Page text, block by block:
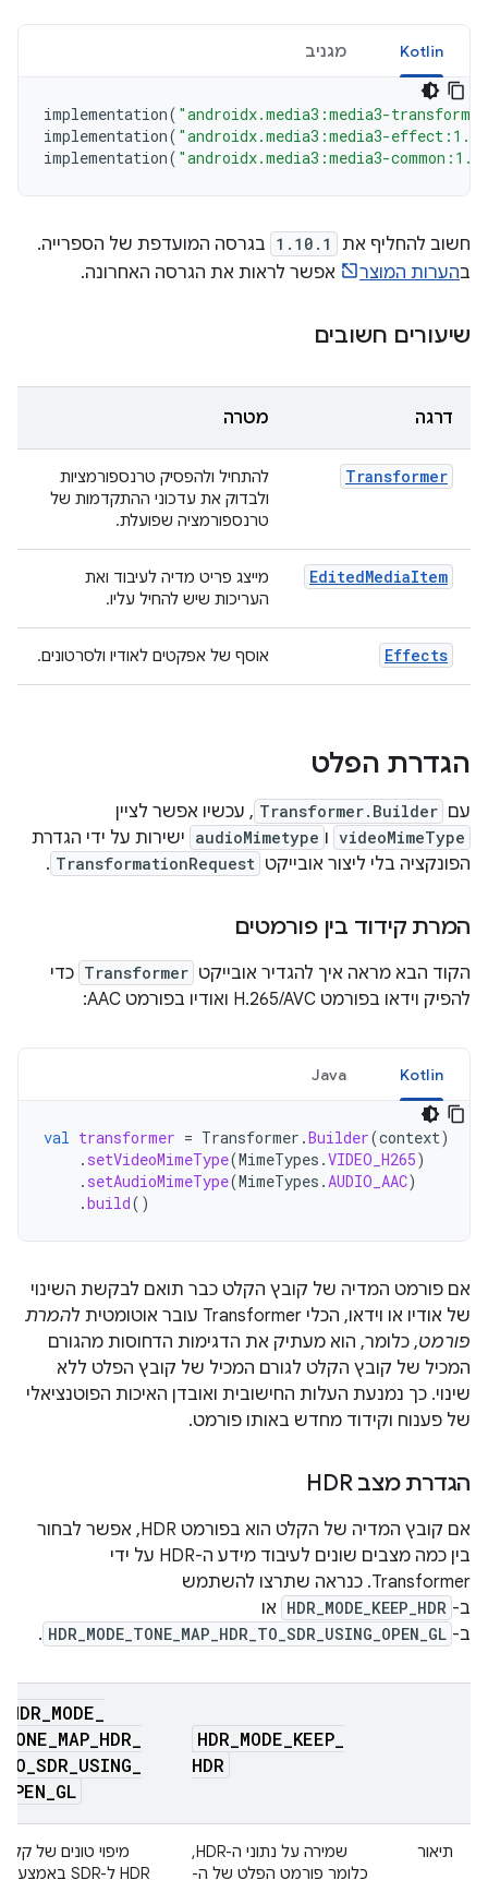
Kotlin מגניב
implementation( "androidx.media3:media3-
implementation( "androidx.media3:media3-
implementation( "androidx.media3:media3-
חשוב להחליף את 1.10.1 בגרסה המועדפת של הספרייה.
בהערות המוצר אפשר לראות את הגרסה האחרונה.
שיעורים חשובים
דרגה מטרה
Transformer
להתחיל ולהפסיק טרנספורמציות
ולבדוק את עדכוני ההתקדמות של
טרנספורמציה שפועלת.
EditedMediaItem
מייצג פריט מדיה לעיבוד ואת
העריכות שיש להחיל עליו.
Effects אוסף של אפקטים לאודיו ולסרטונים.
הגדרת הפלט
עם Transformer.Builder , עכשיו אפשר לציין
videoMimeType ו audioMimetype ישירות על ידי הגדרת
הפונקציה בלי ליצור אובייקט TransformationRequest
.
המרת קידוד בין פורמטים
הקוד הבא מראה איך להגדיר אובייקט Transformer כדי
להפיק וידאו בפורמט H.265/AVC ואודיו בפורמט AAC:
Kotlin
Java
val transformer = Transformer .Builder(context)
. setVideoMimeType(MimeTypes .VIDEO_H265)
. setAudioMimeType(MimeTypes .AUDIO_AAC)
.build()
אם פורמט המדיה של קובץ הקלט כבר תואם לבקשת השינוי
של אודיו או וידאו, הכלי Transformer עובר אוטומטית ל
המרת
פורמט, כלומר, הוא מעתיק את הדגימות הדחוסות מהגורם
המכיל של קובץ הקלט לגורם המכיל של קובץ הפלט ללא
שינוי. כך נמנעת העלות החישובית ואובדן האיכות הפוטנציאלי
של פענוח וקידוד מחדש באותו פורמט.
הגדרת מצב HDR
אם קובץ המדיה של הקלט הוא בפורמט HDR, אפשר לבחור
בין כמה מצבים שונים לעיבוד מידע ה-HDR על ידי
Transformer. כנראה שתרצו להשתמש
ב- HDR_MODE_KEEP_HDR או
ב- HDR_MODE_TONE_MAP_HDR_TO_SDR_USING_OPEN_GL
.
HDR MODE KEEP
HDR
HDR MODE
TONE MAP HDR
TO SDR USING
OPEN GL
תיאור
שמירה על נתוני ה-HDR,
כלומר פורמט הפלט של ה-
מיפוי טונים של קלט
HDR ל-SDR באמצעות